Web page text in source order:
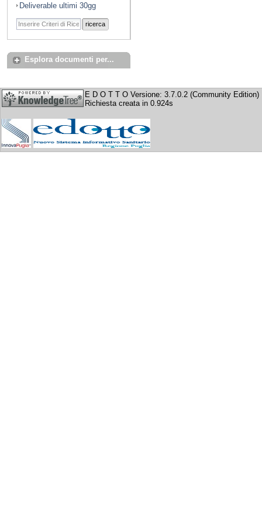
Deliverable ultimi 30gg
ricerca
Esplora documenti per...
E D O T T O Versione: 3.7.0.2 (Community Edition)
Richiesta creata in 0.924s